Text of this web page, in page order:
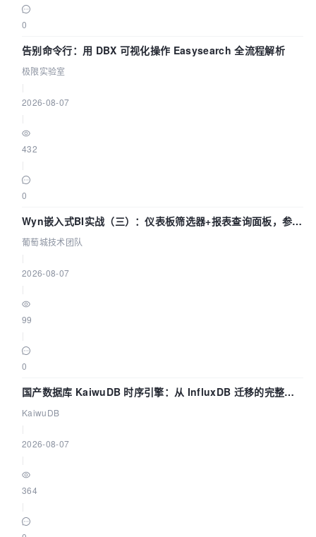
0
告别命令行：用 DBX 可视化操作 Easysearch 全流程解析
极限实验室
2026-08-07
432
0
Wyn嵌入式BI实战（三）：仪表板筛选器+报表查询面板，参数
联动全闭环
葡萄城技术团队
2026-08-07
99
0
国产数据库 KaiwuDB 时序引擎：从 InfluxDB 迁移的完整技
术路径
KaiwuDB
2026-08-07
364